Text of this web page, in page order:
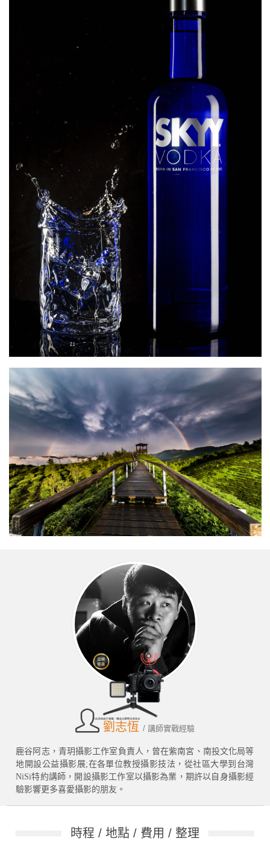
劉志恆 / 講師實戰經驗
鹿谷阿志，青玥攝影工作室負責人，曾在紫南宮、南投文化局等
地開設公益攝影展;在各單位教授攝影技法，從社區大學到台灣
NiSi特約講師，開設攝影工作室以攝影為業，期許以自身攝影經
驗影響更多喜愛攝影的朋友。
時程 / 地點 / 費用 / 整理